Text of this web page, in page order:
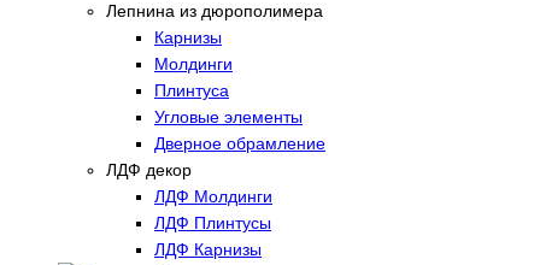
Лепнина из дюрополимера
Карнизы
Молдинги
Плинтуса
Угловые элементы
Дверное обрамление
ЛДФ декор
ЛДФ Молдинги
ЛДФ Плинтусы
ЛДФ Карнизы